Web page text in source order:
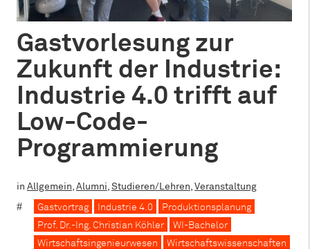
Gastvorlesung zur
Zukunft der Industrie:
Industrie 4.0 trifft auf
Low-Code-
Programmierung
in Allgemein, Alumni, Studieren/Lehren, Veranstaltung
Gastvortrag Industrie 4.0
Produktionsplanung
Prof. Dr.-Ing. Christian Köhler
WI-Bachelor
Wirtschaftsingenieurwesen
Wirtschaftswissenschaften